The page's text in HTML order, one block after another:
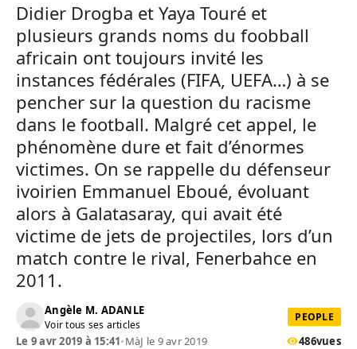
Didier Drogba et Yaya Touré et
plusieurs grands noms du foobball
africain ont toujours invité les
instances fédérales (FIFA, UEFA…) à se
pencher sur la question du racisme
dans le football. Malgré cet appel, le
phénomène dure et fait d’énormes
victimes. On se rappelle du défenseur
ivoirien Emmanuel Eboué, évoluant
alors à Galatasaray, qui avait été
victime de jets de projectiles, lors d’un
match contre le rival, Fenerbahce en
2011.
Angèle M. ADANLE
Voir tous ses articles
PEOPLE
Le 9 avr 2019 à 15:41•MàJ le 9 avr 2019 486vues